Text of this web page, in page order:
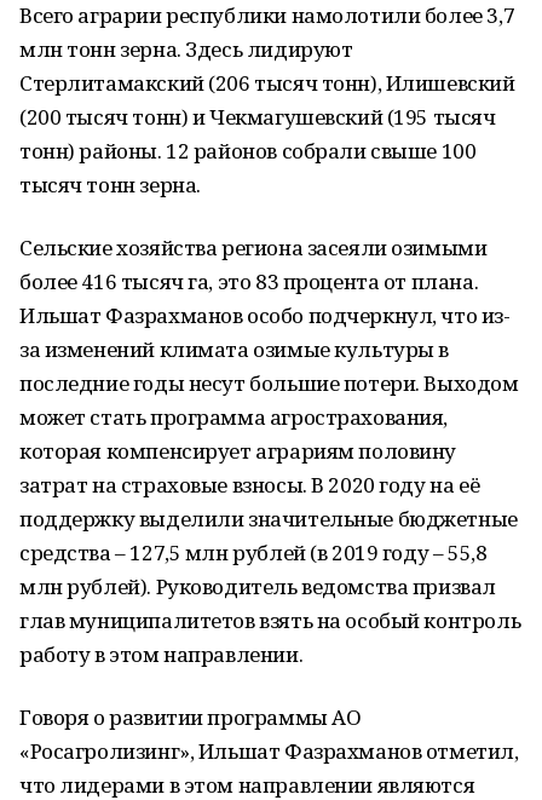
Всего аграрии республики намолотили более 3,7
млн тонн зерна. Здесь лидируют
Стерлитамакский (206 тысяч тонн), Илишевский
(200 тысяч тонн) и Чекмагушевский (195 тысяч
тонн) районы. 12 районов собрали свыше 100
тысяч тонн зерна.
Сельские хозяйства региона засеяли озимыми
более 416 тысяч га, это 83 процента от плана.
Ильшат Фазрахманов особо подчеркнул, что из-
за изменений климата озимые культуры в
последние годы несут большие потери. Выходом
может стать программа агрострахования,
которая компенсирует аграриям половину
затрат на страховые взносы. В 2020 году на её
поддержку выделили значительные бюджетные
средства – 127,5 млн рублей (в 2019 году – 55,8
млн рублей). Руководитель ведомства призвал
глав муниципалитетов взять на особый контроль
работу в этом направлении.
Говоря о развитии программы АО
«Росагролизинг», Ильшат Фазрахманов отметил,
что лидерами в этом направлении являются